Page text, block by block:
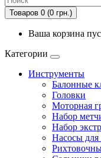
Товаров 0 (0 грн.)
Ваша корзина
Категории
Инструменты
Балонные
Головки
Моторная
Набор
Набор
Насосы для